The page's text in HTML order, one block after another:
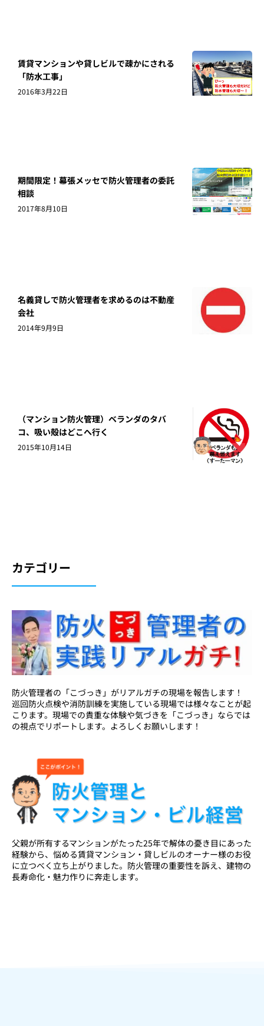
賃貸マンションや貸しビルで疎かにされる
「防水工事」
2016年3月22日
期間限定！幕張メッセで防火管理者の委託
相談
2017年8月10日
名義貸しで防火管理者を求めるのは不動産
会社
2014年9月9日
（マンション防火管理）ベランダのタバ
コ、吸い殻はどこへ行く
2015年10月14日
カテゴリー
防火管理者の「こづっき」がリアルガチの現場を報告します！
巡回防火点検や消防訓練を実施している現場では様々なことが起
こります。現場での貴重な体験や気づきを「こづっき」ならでは
の視点でリポートします。よろしくお願いします！
父親が所有するマンションがたった25年で解体の憂き目にあった
経験から、悩める賃貸マンション・貸しビルのオーナー様のお役
に立つべく立ち上がりました。防火管理の重要性を訴え、建物の
長寿命化・魅力作りに奔走します。